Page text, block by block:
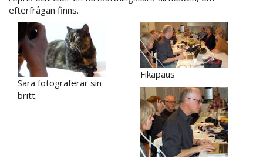
efterfrågan finns.
Sara fotograferar sin
britt.
Fikapaus